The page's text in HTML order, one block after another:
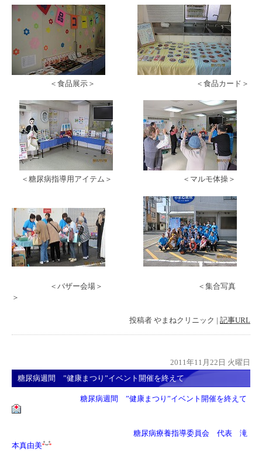
＜食品展示＞ ＜食品カード＞
＜糖尿病指導用アイテム＞ ＜マルモ体操＞
＜バザー会場＞ ＜集合写真
＞
投稿者 やまねクリニック | 記事URL
2011年11月22日 火曜日
糖尿病週間 ”健康まつり”イベント開催を終えて
糖尿病週間 ”健康まつり”イベント開催を終えて
糖尿病療養指導委員会 代表 滝
本真由美